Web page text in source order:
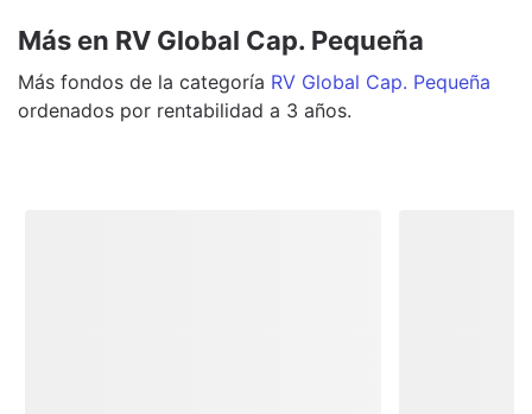
Más en RV Global Cap. Pequeña
Más fondos de la categoría RV Global Cap. Pequeña
ordenados por rentabilidad a 3 años.